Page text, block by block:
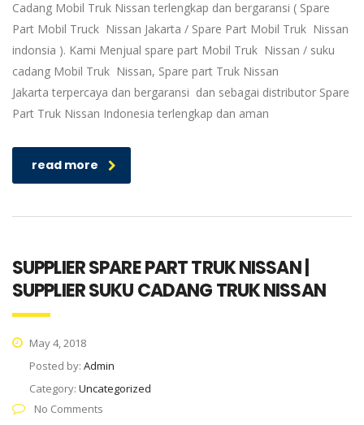
Cadang Mobil Truk Nissan terlengkap dan bergaransi ( Spare
Part Mobil Truck Nissan Jakarta / Spare Part Mobil Truk Nissan
indonsia ). Kami Menjual spare part Mobil Truk Nissan / suku
cadang Mobil Truk Nissan, Spare part Truk Nissan
Jakarta terpercaya dan bergaransi dan sebagai distributor Spare
Part Truk Nissan Indonesia terlengkap dan aman
read more
SUPPLIER SPARE PART TRUK NISSAN |
SUPPLIER SUKU CADANG TRUK NISSAN
May 4, 2018
Posted by: Admin
Category: Uncategorized
No Comments